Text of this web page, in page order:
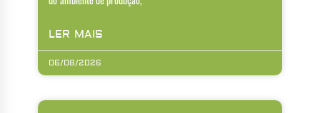
LER MAIS
06/08/2026